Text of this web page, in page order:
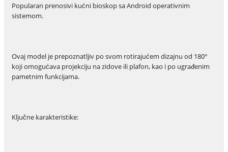
Popularan prenosivi kućni bioskop sa Android operativnim
sistemom.
Ovaj model je prepoznatljiv po svom rotirajućem dizajnu od 180°
koji omogućava projekciju na zidove ili plafon, kao i po ugrađenim
pametnim funkcijama.
Ključne karakteristike: